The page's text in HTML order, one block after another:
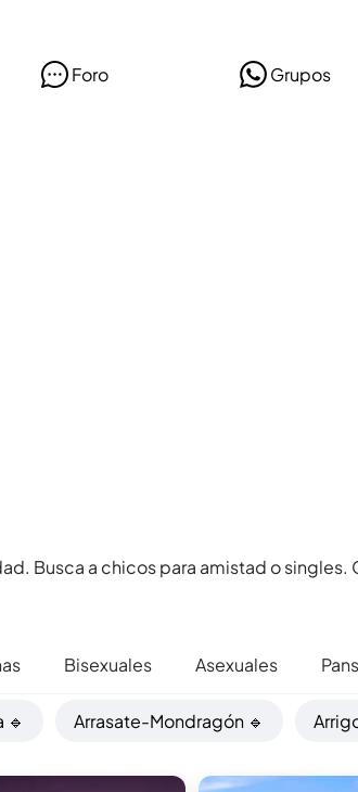
Foro Grupos
Busca a chicos para amistad o singles.
Bisexuales Asexuales
Arrasate-Mondragón 🔹